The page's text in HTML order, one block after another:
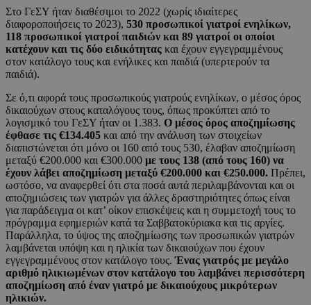
Στο ΓεΣΥ ήταν διαθέσιμοι το 2022 (χωρίς ιδιαίτερες
διαφοροποιήσεις το 2023), 530 προσωπικοί γιατροί ενηλίκων,
118 προσωπικοί γιατροί παιδιών και 89 γιατροί οι οποίοι
κατέχουν και τις δύο ειδικότητας και έχουν εγγεγραμμένους
στον κατάλογο τους και ενήλικες και παιδιά (υπερτερούν τα
παιδιά).
Σε ό,τι αφορά τους προσωπικούς γιατρούς ενηλίκων, ο μέσος όρος
δικαιούχων στους καταλόγους τους, όπως προκύπτει από το
λογισμικό του ΓεΣΥ ήταν οι 1.383. Ο μέσος όρος αποζημίωσης
έφθασε τις €134.405 και από την ανάλυση των στοιχείων
διαπιστώνεται ότι μόνο οι 160 από τους 530, έλαβαν αποζημίωση
μεταξύ €200.000 και €300.000 με τους 138 (από τους 160) να
έχουν λάβει αποζημίωση μεταξύ €200.000 και €250.000. Πρέπει,
ωστόσο, να αναφερθεί ότι στα ποσά αυτά περιλαμβάνονται και οι
αποζημιώσεις των γιατρών για άλλες δραστηριότητες όπως είναι
για παράδειγμα οι κατ’ οίκον επισκέψεις και η συμμετοχή τους το
πρόγραμμα εφημεριών κατά τα Σαββατοκύριακα και τις αργίες.
Παράλληλα, το ύψος της αποζημίωσης των προσωπικών γιατρών
λαμβάνεται υπόψη και η ηλικία των δικαιούχων που έχουν
εγγεγραμμένους στον κατάλογο τους.Ένας γιατρός με μεγάλο
αριθμό ηλικιωμένων στον κατάλογο του λαμβάνει περισσότερη
αποζημίωση από έναν γιατρό με δικαιούχους μικρότερων
ηλικιών.